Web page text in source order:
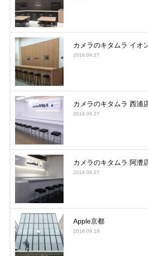
カメラのキタムラ イオ
2018.09.27
カメラのキタムラ 西浦
2018.09.27
カメラのキタムラ 阿漕
2018.09.27
Apple京都
2018.09.19